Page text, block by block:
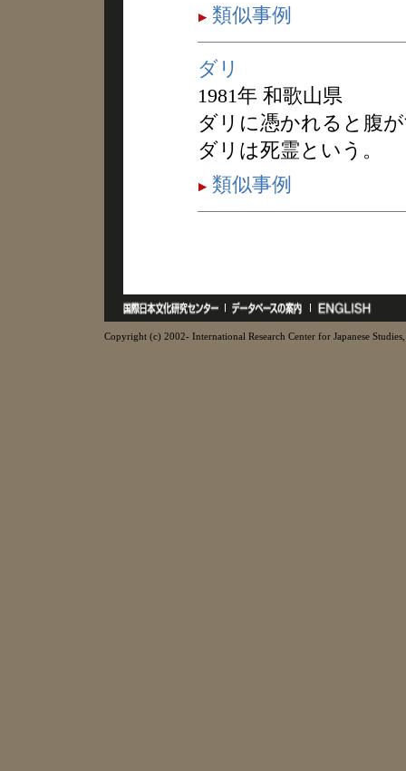
類似事例
ダリ
1981年 和歌山県
ダリに憑かれると腹
ダリは死霊という。
類似事例
Copyright (c) 2002- International Research Center for Japanese